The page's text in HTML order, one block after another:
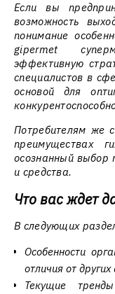
Если вы
возможность
понимание
gipermet
эффективную
специалистов в
основой для
Потребителям же
преимуществах
осознанный выбор
и средства.
Что вас ждет
В следующих
Особенности
отличия от
Текущие